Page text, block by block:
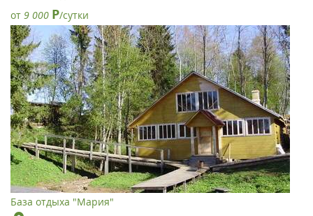
от 9 000 Р/сутки
База отдыха "Мария"